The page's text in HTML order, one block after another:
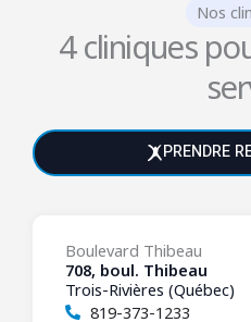
Nos
4 cliniques
PRENDRE
Boulevard Thibeau
708, boul. Thibeau
Trois-Rivières (Québec)
819-373-1233